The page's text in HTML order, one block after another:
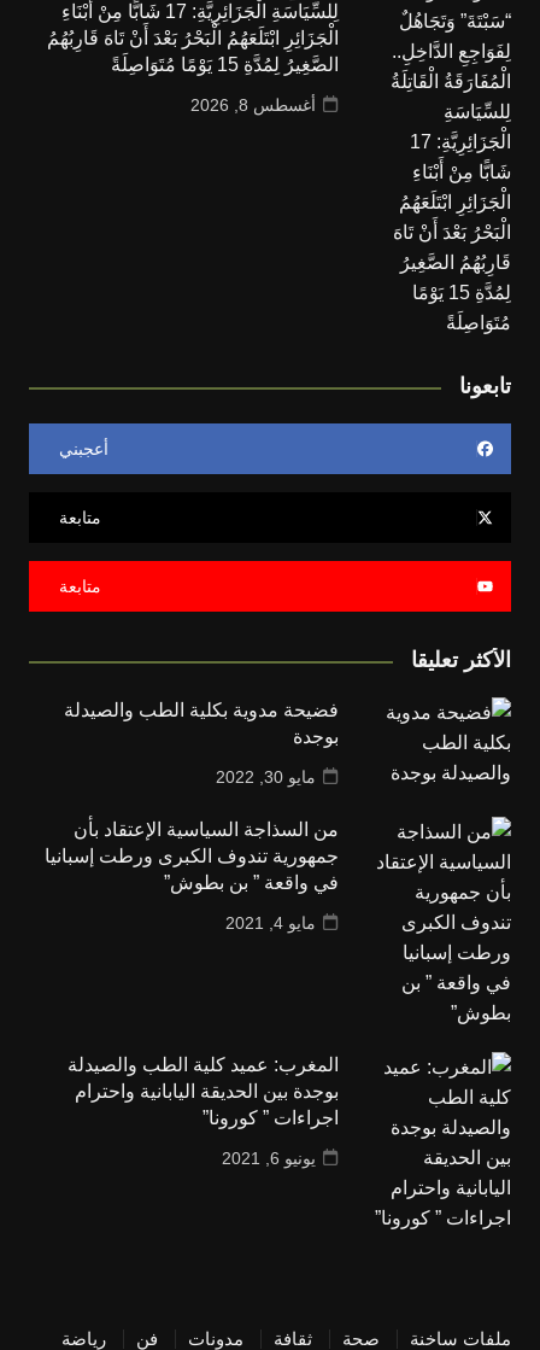
لِلسِّيَاسَةِ الْجَزَائِرِيَّةِ: 17 شَابًّا مِنْ أَبْنَاءِ
الْجَزَائِرِ ابْتَلَعَهُمُ الْبَحْرُ بَعْدَ أَنْ تَاهَ قَارِبُهُمُ
الصَّغِيرُ لِمُدَّةِ 15 يَوْمًا مُتَوَاصِلَةً
أغسطس 8, 2026
تابعونا
أعجبني
متابعة
متابعة
الأكثر تعليقا
فضيحة مدوية بكلية الطب والصيدلة
بوجدة
مايو 30, 2022
من السذاجة السياسية الإعتقاد بأن
جمهورية تندوف الكبرى ورطت إسبانيا
في واقعة ” بن بطوش”
مايو 4, 2021
المغرب: عميد كلية الطب والصيدلة
بوجدة بين الحديقة اليابانية واحترام
اجراءات ” كورونا”
يونيو 6, 2021
ملفات ساخنة صحة ثقافة مدونات فن رياضة